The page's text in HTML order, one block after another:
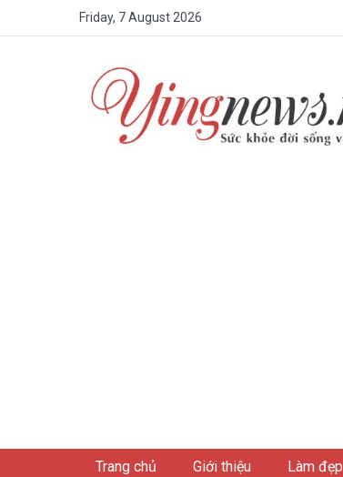
Friday, 7 August 2026
Trang chủ Giới thiệu Làm đẹp